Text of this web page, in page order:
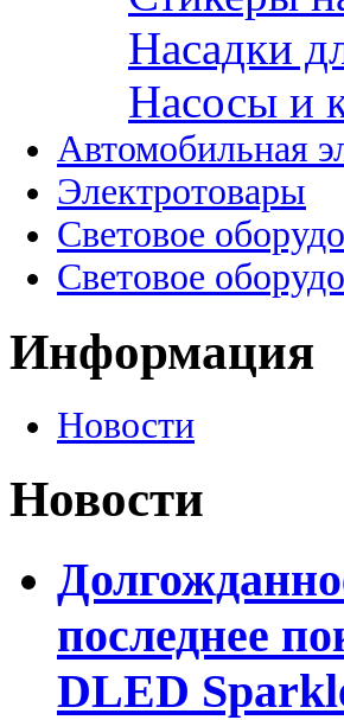
Насадки
Насосы и
Автомобильная
Электротовары
Световое
Световое
Информация
Новости
Новости
последнее
DLED